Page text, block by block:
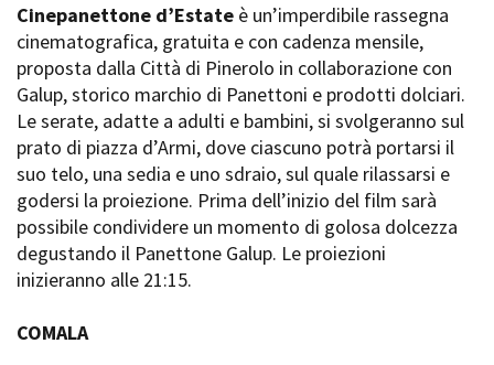
Cinepanettone d’Estate è un’imperdibile rassegna
cinematografica, gratuita e con cadenza mensile,
proposta dalla Città di Pinerolo in collaborazione con
Galup, storico marchio di Panettoni e prodotti dolciari.
Le serate, adatte a adulti e bambini, si svolgeranno sul
prato di piazza d’Armi, dove ciascuno potrà portarsi il
suo telo, una sedia e uno sdraio, sul quale rilassarsi e
godersi la proiezione. Prima dell’inizio del film sarà
possibile condividere un momento di golosa dolcezza
degustando il Panettone Galup. Le proiezioni
inizieranno alle 21:15.
COMALA